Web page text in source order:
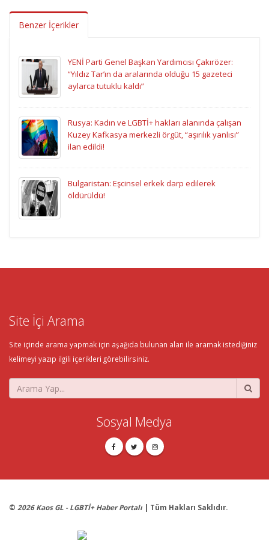
Benzer İçerikler
YENİ Parti Genel Başkan Yardımcısı Çakırözer:
“Yıldız Tar’ın da aralarında olduğu 15 gazeteci
aylarca tutuklu kaldı”
Rusya: Kadın ve LGBTİ+ hakları alanında çalışan
Kuzey Kafkasya merkezli örgüt, “aşırılık yanlısı”
ilan edildi!
Bulgaristan: Eşcinsel erkek darp edilerek
öldürüldü!
Site İçi Arama
Site içinde arama yapmak için aşağıda bulunan alan ile aramak istediğiniz
kelimeyi yazıp ilgili içerikleri görebilirsiniz.
Sosyal Medya
© 2026 Kaos GL - LGBTİ+ Haber Portalı | Tüm Hakları Saklıdır.